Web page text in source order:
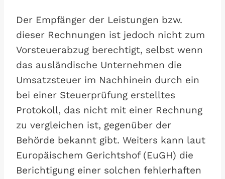
Der Empfänger der Leistungen bzw.
dieser Rechnungen ist jedoch nicht zum
Vorsteuerabzug berechtigt, selbst wenn
das ausländische Unternehmen die
Umsatzsteuer im Nachhinein durch ein
bei einer Steuerprüfung erstelltes
Protokoll, das nicht mit einer Rechnung
zu vergleichen ist, gegenüber der
Behörde bekannt gibt. Weiters kann laut
Europäischem Gerichtshof (EuGH) die
Berichtigung einer solchen fehlerhaften